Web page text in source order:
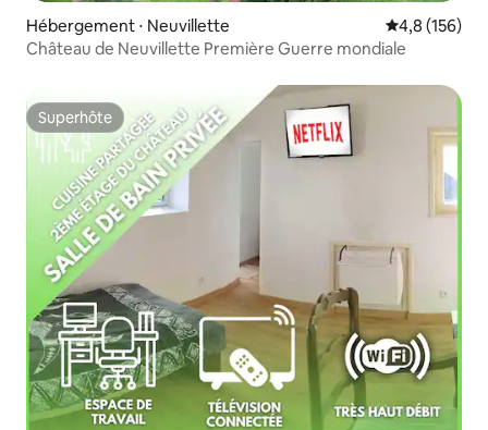
Hébergement ⋅ Neuvillette Évaluation
4,8 (156)
Château de Neuvillette Première Guerre mondiale
Superhôte
Superhôte